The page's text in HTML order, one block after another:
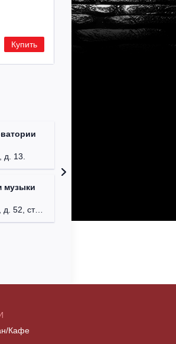
Купить
Дом музыки
д. 13.
музыки
стр. 8.
Кафе